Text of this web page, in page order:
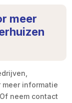
meer
informatie
neem contact